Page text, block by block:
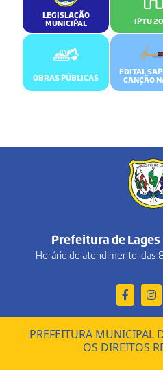
LEGISLAÇÃO
MUNICIPAL IPTU
OBRAS PÚBLICAS
EDITAL
CANÇÃO
Prefeitura de
Horário de atendimento: das
PREFEITURA MUNICIPAL
OS DIREITOS